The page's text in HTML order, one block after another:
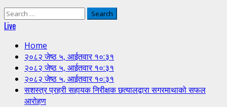
Search
for:
Live
Home
२०८२ जेष्ठ ५, आईतवार १०:३१
२०८२ जेष्ठ ५, आईतवार १०:३१
२०८२ जेष्ठ ५, आईतवार १०:३१
सशस्त्र प्रहरी सहायक निरीक्षक छत्यालद्वारा सगरमाथाको सफल
आरोहण